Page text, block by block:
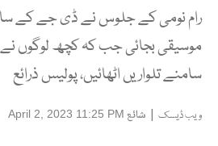
رام نومی کے جلوس نے ڈی جے کے
موسیقی بجائی جب کہ کچھ لوگوں
سامنے تلواریں اٹھائیں، پولیس ذرائع
ویب ڈیسک | شائع April 2, 2023 11:25 PM